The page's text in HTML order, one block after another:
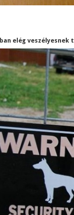
elég veszélyesnek